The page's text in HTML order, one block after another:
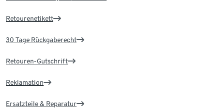
Retourenetikett
30 Tage Rückgaberecht
Retouren-Gutschrift
Reklamation
Ersatzteile & Reparatur